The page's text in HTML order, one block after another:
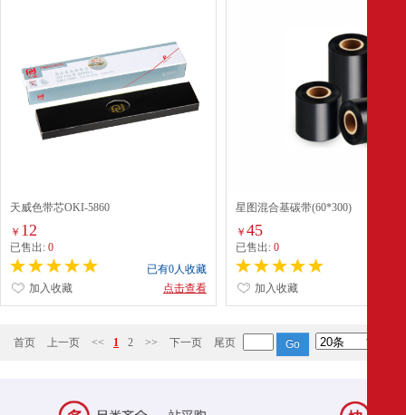
天威色带芯OKI-5860
￥ 12
已售出: 0
已有0人收藏
点击查看
加入收藏
星图混合基碳带(60*300)
￥45
已售出:0
加入收藏
首页 上一页 << 1 2 >> 下一页 尾页